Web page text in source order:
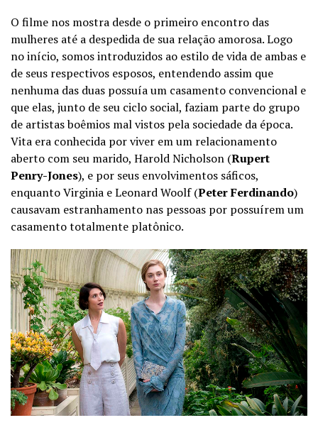
O filme nos mostra desde o primeiro encontro das
mulheres até a despedida de sua relação amorosa. Logo
no início, somos introduzidos ao estilo de vida de ambas e
de seus respectivos esposos, entendendo assim que
nenhuma das duas possuía um casamento convencional e
que elas, junto de seu ciclo social, faziam parte do grupo
de artistas boêmios mal vistos pela sociedade da época.
Vita era conhecida por viver em um relacionamento
aberto com seu marido, Harold Nicholson (Rupert
Penry-Jones), e por seus envolvimentos sáficos,
enquanto Virginia e Leonard Woolf (Peter Ferdinando)
causavam estranhamento nas pessoas por possuírem um
casamento totalmente platônico.